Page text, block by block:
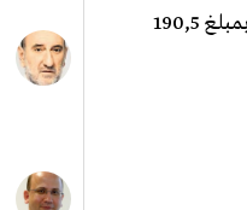
بمبلغ 238,7 مليون دولار، الجزائر بمبلغ 221,6 مليون دولار، الولايات المتحدة بمبلغ 194 مليون دولار، السويد بمبلغ 190,5